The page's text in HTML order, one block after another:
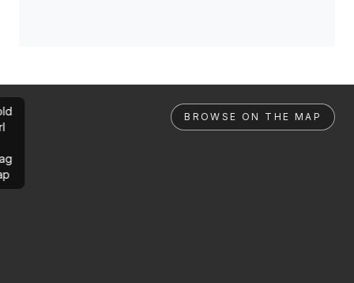
BROWSE ON THE MAP